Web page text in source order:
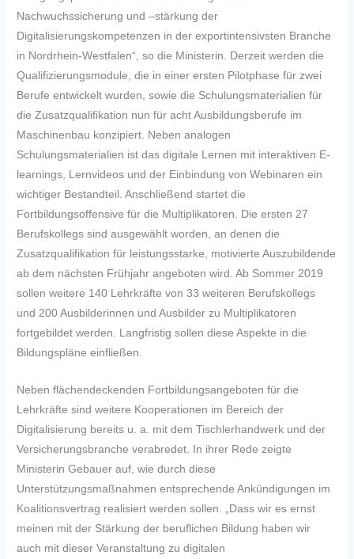
Nachwuchssicherung und –stärkung der
Digitalisierungskompetenzen in der exportintensivsten Branche
in Nordrhein-Westfalen“, so die Ministerin. Derzeit werden die
Qualifizierungsmodule, die in einer ersten Pilotphase für zwei
Berufe entwickelt wurden, sowie die Schulungsmaterialien für
die Zusatzqualifikation nun für acht Ausbildungsberufe im
Maschinenbau konzipiert. Neben analogen
Schulungsmaterialien ist das digitale Lernen mit interaktiven E-
learnings, Lernvideos und der Einbindung von Webinaren ein
wichtiger Bestandteil. Anschließend startet die
Fortbildungsoffensive für die Multiplikatoren. Die ersten 27
Berufskollegs sind ausgewählt worden, an denen die
Zusatzqualifikation für leistungsstarke, motivierte Auszubildende
ab dem nächsten Frühjahr angeboten wird. Ab Sommer 2019
sollen weitere 140 Lehrkräfte von 33 weiteren Berufskollegs
und 200 Ausbilderinnen und Ausbilder zu Multiplikatoren
fortgebildet werden. Langfristig sollen diese Aspekte in die
Bildungspläne einfließen.
Neben flächendeckenden Fortbildungsangeboten für die
Lehrkräfte sind weitere Kooperationen im Bereich der
Digitalisierung bereits u. a. mit dem Tischlerhandwerk und der
Versicherungsbranche verabredet. In ihrer Rede zeigte
Ministerin Gebauer auf, wie durch diese
Unterstützungsmaßnahmen entsprechende Ankündigungen im
Koalitionsvertrag realisiert werden sollen. „Dass wir es ernst
meinen mit der Stärkung der beruflichen Bildung haben wir
auch mit dieser Veranstaltung zu digitalen